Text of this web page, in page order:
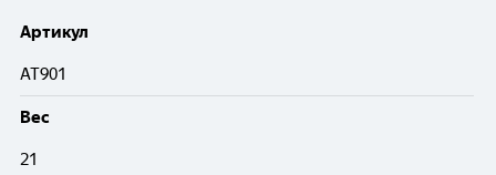
Артикул
AT901
Вес
21